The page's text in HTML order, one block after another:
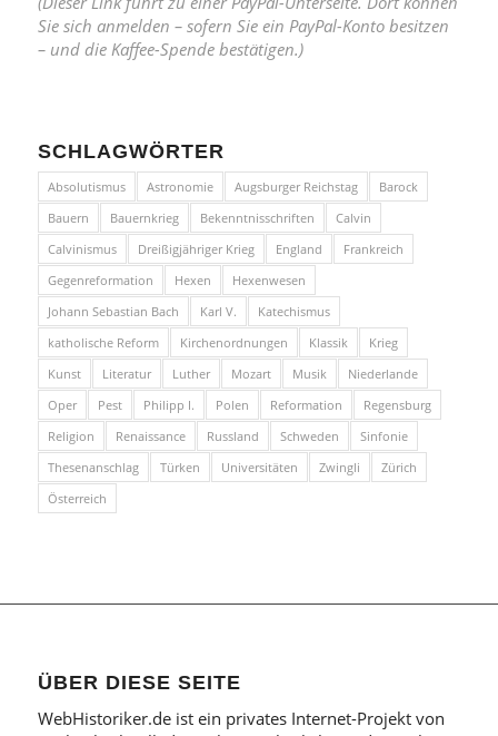
Sie sich anmelden – sofern Sie ein PayPal-Konto besitzen
– und die Kaffee-Spende bestätigen.)
SCHLAGWÖRTER
Absolutismus Astronomie Augsburger Reichstag
Barock
Bauern
Bauernkrieg Bekenntnisschriften
Calvin
Calvinismus
Dreißigjähriger Krieg England
Frankreich
Gegenreformation
Hexen
Hexenwesen
Johann Sebastian Bach
Karl V.
Katechismus
katholische Reform
Kirchenordnungen Klassik
Krieg
Kunst
Literatur Luther Mozart Musik
Niederlande
Oper
Pest Philipp I. Polen Reformation
Regensburg
Religion
Renaissance Russland Schweden
Sinfonie
Thesenanschlag
Türken Universitäten Zwingli
Zürich
Österreich
ÜBER DIESE SEITE
WebHistoriker.de ist ein privates Internet-Projekt von